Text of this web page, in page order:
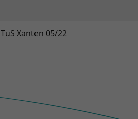
TuS Xanten 05/22